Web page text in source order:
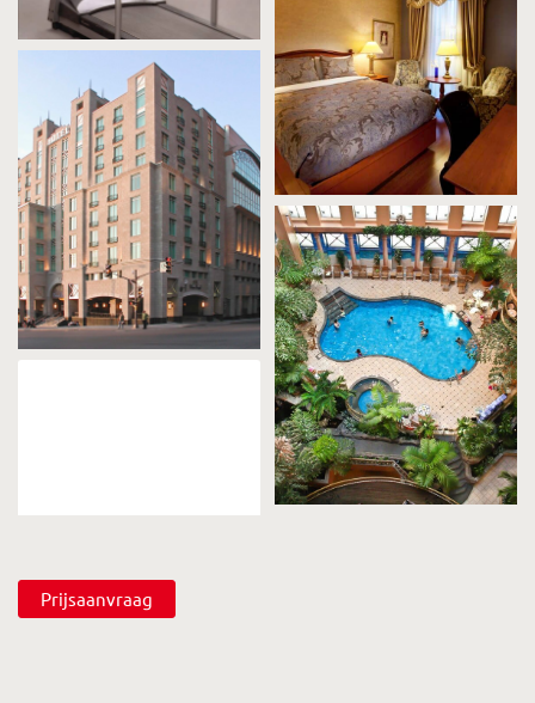
Prijsaanvraag